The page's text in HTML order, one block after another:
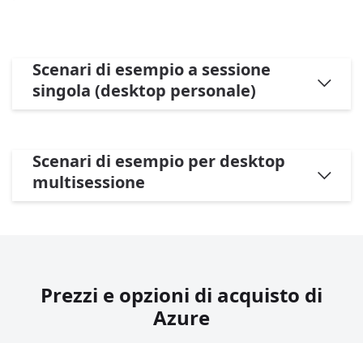
Scenari di esempio a sessione
singola (desktop personale)
Scenari di esempio per desktop
multisessione
Prezzi e opzioni di acquisto di
Azure